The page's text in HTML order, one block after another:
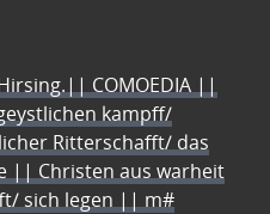
COMOEDIA ||
kampff/
Ritterschafft/ das
|| Christen aus warheit
sich legen || m#